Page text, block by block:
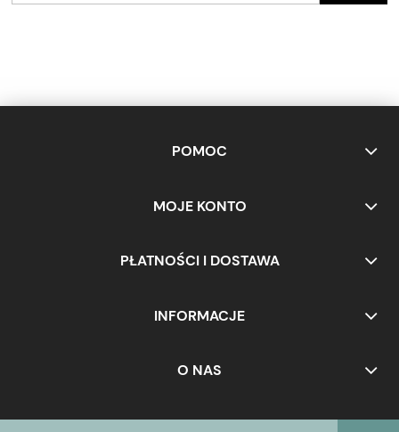
POMOC
MOJE KONTO
PŁATNOŚCI I DOSTAWA
INFORMACJE
O NAS